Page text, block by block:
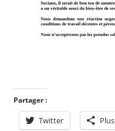
Partager :
Twitter Plus